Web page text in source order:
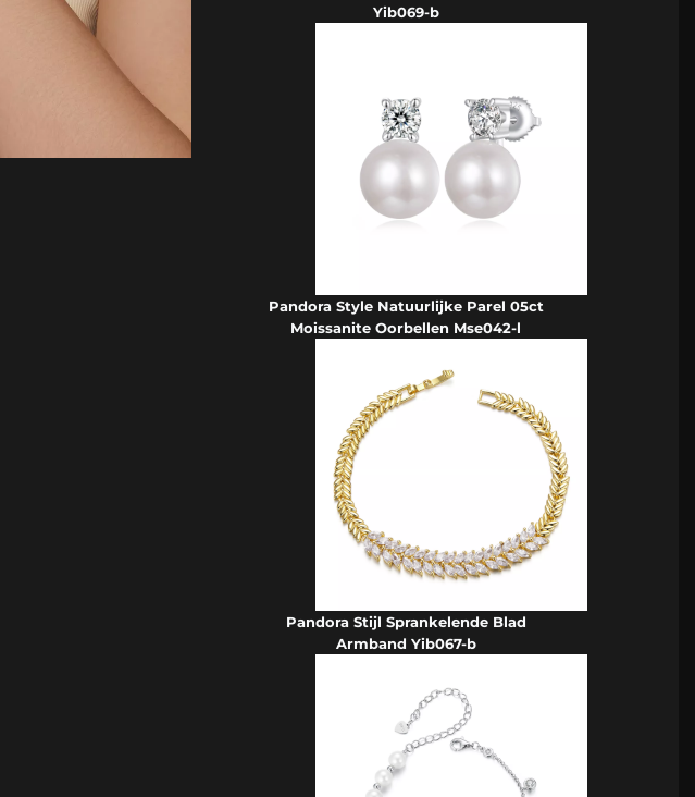
Yib069-b
Pandora Style Natuurlijke Parel 05ct
Moissanite Oorbellen Mse042-l
Pandora Stijl Sprankelende Blad
Armband Yib067-b